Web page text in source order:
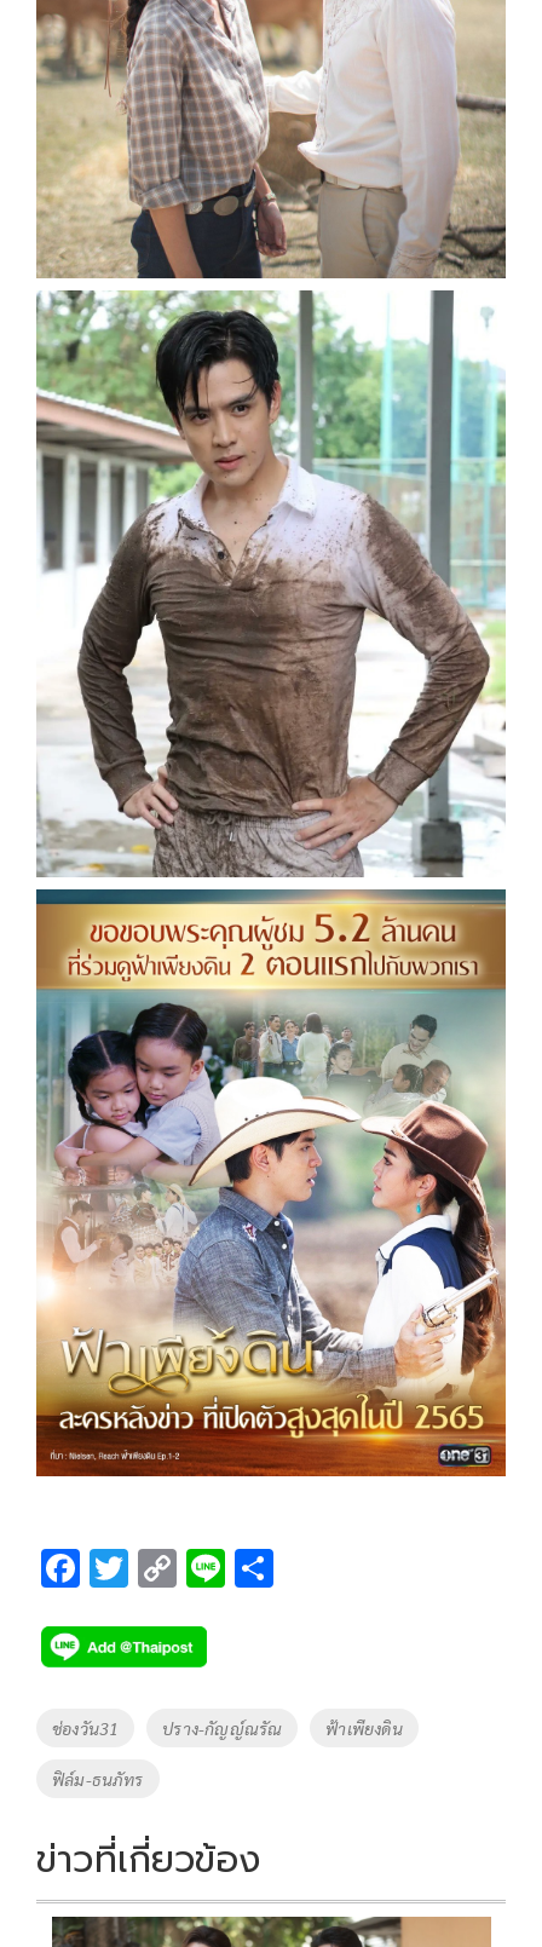
F
e
b
o
k
T
tt
er
C
p
y
Li
Li
Tags
ช่องวัน31 ปราง-กัญญ์ณรัณ ฟ้าเพียงดิน
ฟิล์ม-ธนภัทร
ข่าวที่เกี่ยวข้อง